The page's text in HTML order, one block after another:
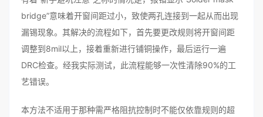
bridge”意味着开窗间距过小，致使两孔连接到一起从而出现
漏锡现象。其解决的流程如下，首先要更改规则将开窗间距
调整到8mil以上，接着重新进行铺铜操作，最后运行一遍
DRC检查。经我实际测试，此流程能够一次性清除90%的工
艺错误。
本方法不适用于那种需严格阻抗控制时不能仅依靠规则的超